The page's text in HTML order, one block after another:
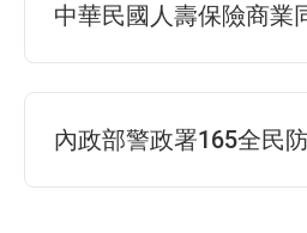
中華民國人壽保險商業
內政部警政署165全民